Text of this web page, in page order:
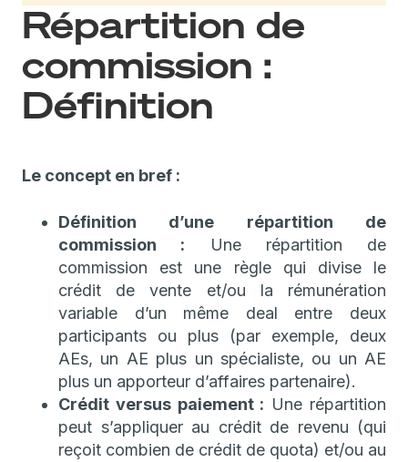
Répartition de
commission :
Définition
Le concept en bref :
Définition d’une répartition de
commission : Une répartition de
commission est une règle qui divise le
crédit de vente et/ou la rémunération
variable d’un même deal entre deux
participants ou plus (par exemple, deux
AEs, un AE plus un spécialiste, ou un AE
plus un apporteur d’affaires partenaire).
Crédit versus paiement : Une répartition
peut s’appliquer au crédit de revenu (qui
reçoit combien de crédit de quota) et/ou au